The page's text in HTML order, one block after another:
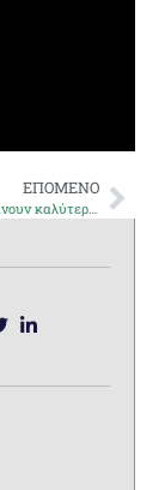
ΕΠΟΜΕΝΟ
Τα παιδιά μαθαίνουν καλύτερα όταν μαθαίνουν με παρέα!